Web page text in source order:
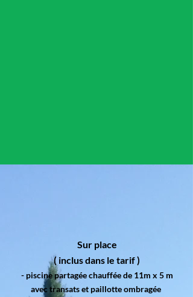
Sur place
( inclus dans le tarif )
- piscine partagée chauffée de 11m x 5 m
avec transats et paillotte ombragée